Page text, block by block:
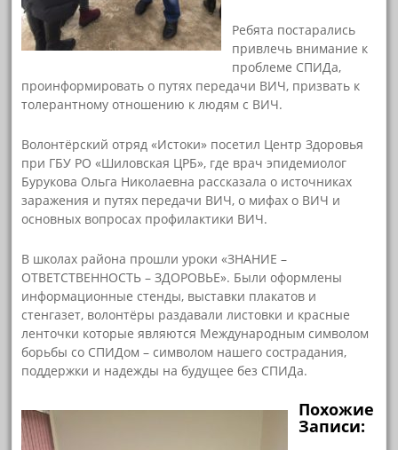
Ребята постарались
привлечь внимание к
проблеме СПИДа,
проинформировать о путях передачи ВИЧ, призвать к
толерантному отношению к людям с ВИЧ.
Волонтёрский отряд «Истоки» посетил Центр Здоровья
при ГБУ РО «Шиловская ЦРБ», где врач эпидемиолог
Бурукова Ольга Николаевна рассказала о источниках
заражения и путях передачи ВИЧ, о мифах о ВИЧ и
основных вопросах профилактики ВИЧ.
В школах района прошли уроки «ЗНАНИЕ –
ОТВЕТСТВЕННОСТЬ – ЗДОРОВЬЕ». Были оформлены
информационные стенды, выставки плакатов и
стенгазет, волонтёры раздавали листовки и красные
ленточки которые являются Международным символом
борьбы со СПИДом – символом нашего сострадания,
поддержки и надежды на будущее без СПИДа.
Похожие
Записи: